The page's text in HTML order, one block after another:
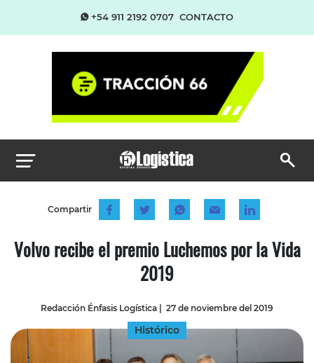
+54 911 2192 0707 CONTACTO
Compartir
Volvo recibe el premio Luchemos por la Vida
2019
Redacción Énfasis Logística | 27 de noviembre del 2019
Histórico